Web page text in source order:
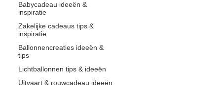
Babycadeau ideeën &
inspiratie
Zakelijke cadeaus tips &
inspiratie
Ballonnencreaties ideeën &
tips
Lichtballonnen tips & ideeën
Uitvaart & rouwcadeau ideeën